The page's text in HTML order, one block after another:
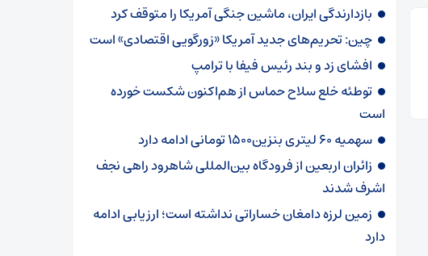
بازدارندگی ایران، ماشین جنگی آمریکا را متوقف کرد
چین: تحریم‌های جدید آمریکا «زورگویی اقتصادی» است
افشای زد و بند رئیس فیفا با ترامپ
توطئه خلع سلاح حماس از هم‌اکنون شکست خورده
است
سهمیه ۶۰ لیتری بنزین۱۵۰۰ تومانی ادامه دارد
زائران اربعین از فرودگاه بین‌المللی شاهرود راهی نجف
اشرف شدند
زمین لرزه دامغان خساراتی نداشته است؛ ارزیابی ادامه
دارد